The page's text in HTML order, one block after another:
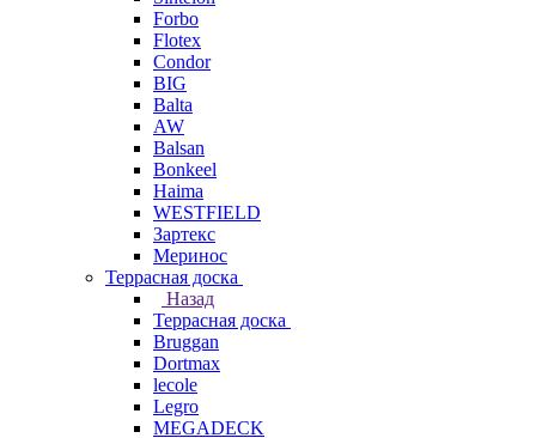
Forbo
Flotex
Condor
BIG
Balta
AW
Balsan
Bonkeel
Haima
WESTFIELD
Зартекс
Меринос
Террасная доска
Назад
Террасная доска
Bruggan
Dortmax
lecole
Legro
MEGADECK